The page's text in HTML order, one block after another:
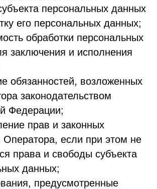
персональных данных
его персональных данных;
обработки персональных
заключения и исполнения
обязанностей, возложенных
законодательством
Федерации;
прав и законных
Оператора, если при этом не
права и свободы субъекта
данных;
предусмотренные